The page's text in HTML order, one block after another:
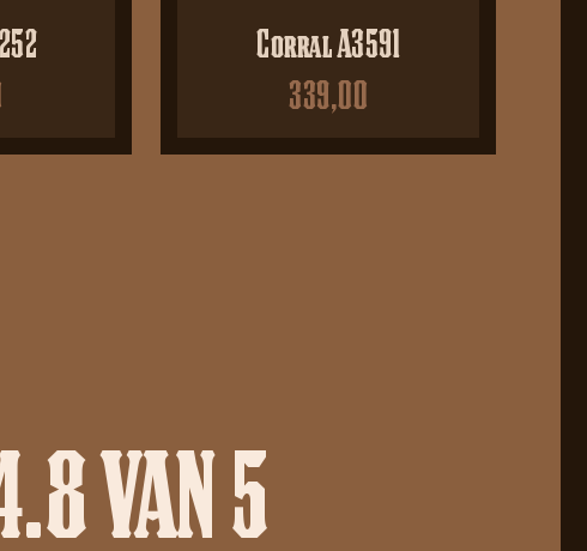
Corral A3591
339,00
VAN 5